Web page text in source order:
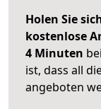
Holen Sie
kostenlose
4 Minuten
ist, dass all
angeboten